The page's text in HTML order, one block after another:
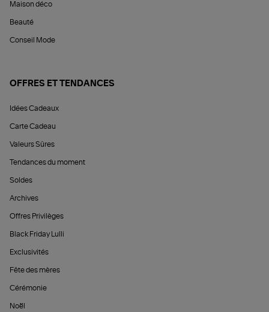
Maison déco
Beauté
Conseil Mode
OFFRES ET TENDANCES
Idées Cadeaux
Carte Cadeau
Valeurs Sûres
Tendances du moment
Soldes
Archives
Offres Privilèges
Black Friday Lulli
Exclusivités
Fête des mères
Cérémonie
Noël